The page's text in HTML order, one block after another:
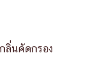
ลิ่นคัดกรอง